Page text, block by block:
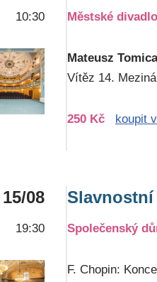
10:30 Městské divadlo
Mateusz
Vítěz 14.
250 Kč koupit
15/08
19:30 Společenský
F. Chopin: